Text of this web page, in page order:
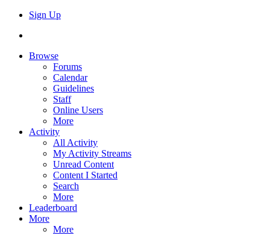
Sign Up
Browse
Forums
Calendar
Guidelines
Staff
Online Users
More
Activity
All Activity
My Activity Streams
Unread Content
Content I Started
Search
More
Leaderboard
More
More